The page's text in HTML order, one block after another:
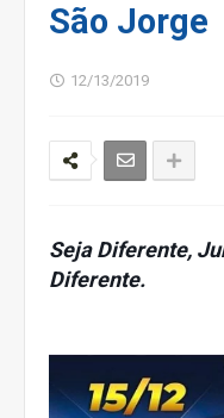
São Jorge
12/13/2019
Seja Diferente,
Diferente.